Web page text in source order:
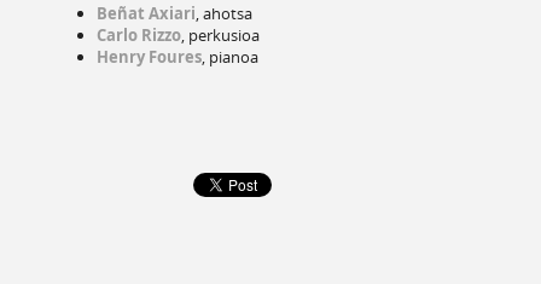
Beñat Axiari, ahotsa
Carlo Rizzo, perkusioa
Henry Foures, pianoa